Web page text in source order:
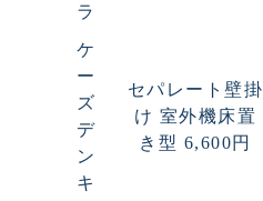
ラ
ケ
ー
ズ
デ
ン
キ
セパレート壁掛
け 室外機床置
き型 6,600円